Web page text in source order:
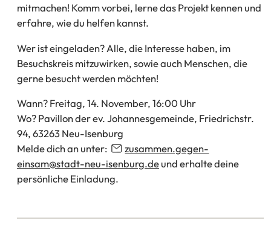
mitmachen! Komm vorbei, lerne das Projekt kennen und
erfahre, wie du helfen kannst.
Wer ist eingeladen? Alle, die Interesse haben, im
Besuchskreis mitzuwirken, sowie auch Menschen, die
gerne besucht werden möchten!
Wann? Freitag, 14. November, 16:00 Uhr
Wo? Pavillon der ev. Johannesgemeinde, Friedrichstr.
94, 63263 Neu-Isenburg
Melde dich an unter:
zusammen.gegen-
einsam stadt-neu-isenburg deund erhalte deine
persönliche Einladung.